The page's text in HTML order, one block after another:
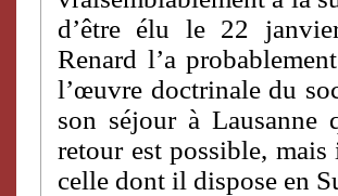
d’être élu le 22
Renard l’a
l’œuvre doctrinale du
son séjour à Lausanne
retour est possible,
celle dont il dispose en